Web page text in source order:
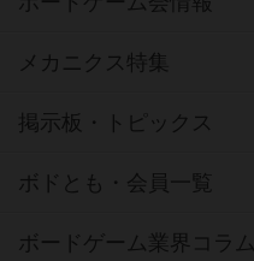
メカニクス特集
掲示板・トピックス
ボドとも・会員一覧
ボードゲーム業界コラム